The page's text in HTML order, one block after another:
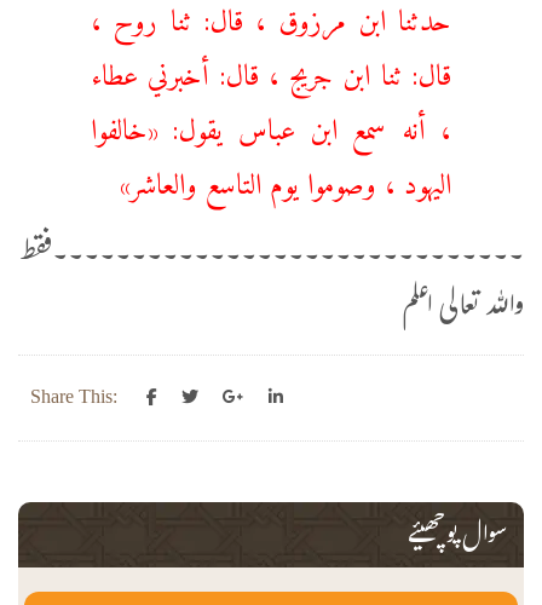
قال: ثنا ابن جريج ، قال: أخبرني عطاء
، أنه سمع ابن عباس يقول: «‌خالفوا
‌اليهود ، وصوموا يوم التاسع والعاشر»
۔۔۔۔۔۔۔۔۔۔۔۔۔۔۔۔۔۔۔۔۔۔۔۔۔۔۔۔۔۔فقط
واللہ تعالی اعلم
Share This:
سوال پوچھیئے